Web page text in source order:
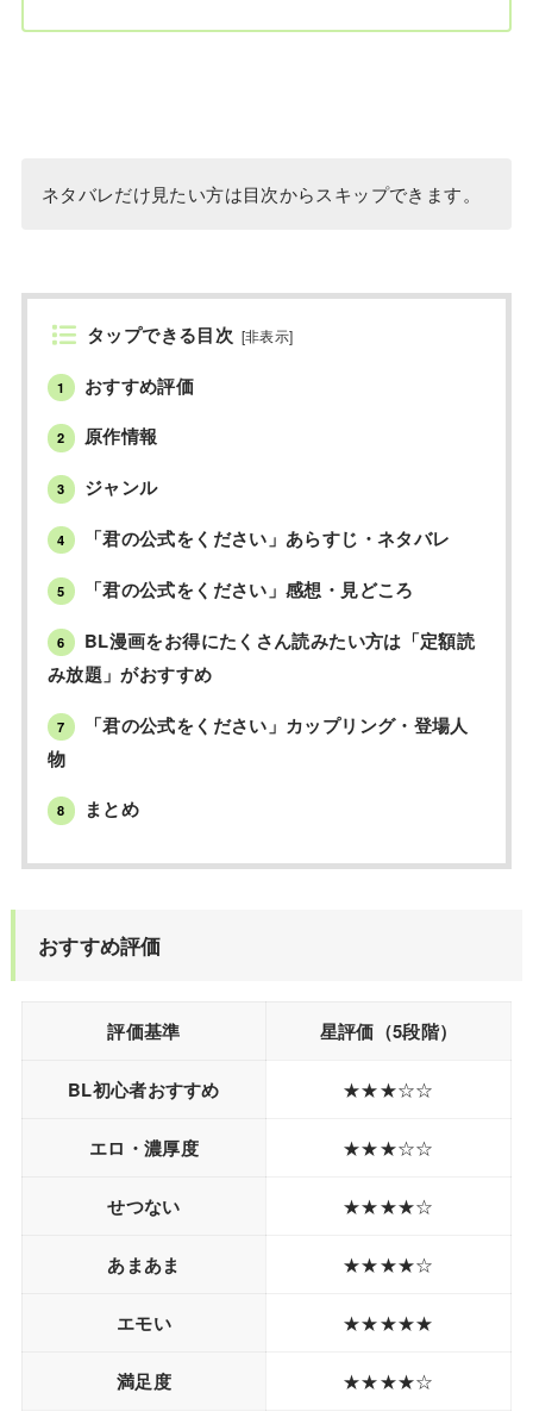
ネタバレだけ見たい方は目次からスキップできます。
タップできる目次 [非表示]
1 おすすめ評価
2 原作情報
3 ジャンル
4 「君の公式をください」あらすじ・ネタバレ
5 「君の公式をください」感想・見どころ
6
BL漫画をお得にたくさん読みたい方は「定額読
み放題」がおすすめ
7
「君の公式をください」カップリング・登場人
物
8 まとめ
おすすめ評価
評価基準 星評価（5段階）
BL初心者おすすめ ★★★☆☆
エロ・濃厚度 ★★★☆☆
せつない ★★★★☆
あまあま ★★★★☆
エモい ★★★★★
満足度 ★★★★☆